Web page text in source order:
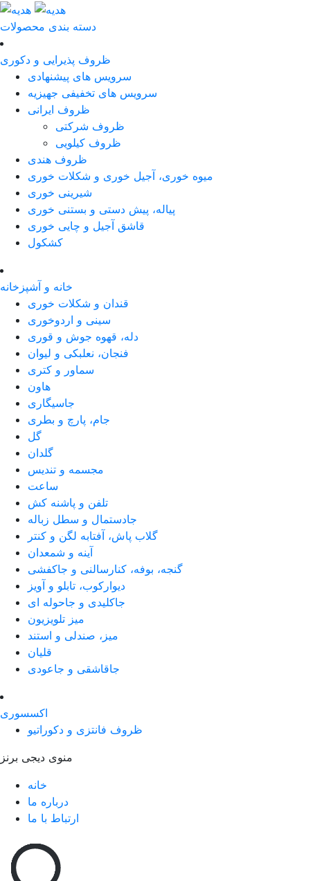
دسته بندی محصولات
ظروف پذیرایی و دکوری
سرویس های پیشنهادی
سرویس های تخفیفی جهیزیه
ظروف ایرانی
ظروف شرکتی
ظروف کیلویی
ظروف هندی
میوه خوری، آجیل خوری و شکلات خوری
شیرینی خوری
پیاله، پیش دستی و بستنی خوری
قاشق آجیل و چایی خوری
کشکول
خانه و آشپزخانه
قندان و شکلات خوری
سینی و اردوخوری
دله، قهوه جوش و قوری
فنجان، نعلبکی و لیوان
سماور و کتری
هاون
جاسیگاری
جام، پارچ و بطری
گل
گلدان
مجسمه و تندیس
ساعت
تلفن و پاشنه کش
جادستمال و سطل زباله
گلاب پاش، آفتابه لگن و کنتر
آینه و شمعدان
گنجه، بوفه، کنارسالنی و جاکفشی
دیوارکوب، تابلو و آویز
جاکلیدی و جاحوله ای
میز تلویزیون
میز، صندلی و استند
قلیان
جاقاشقی و جاعودی
اکسسوری
ظروف فانتزی و دکوراتیو
منوی دیجی برنز
خانه
درباره ما
ارتباط با ما